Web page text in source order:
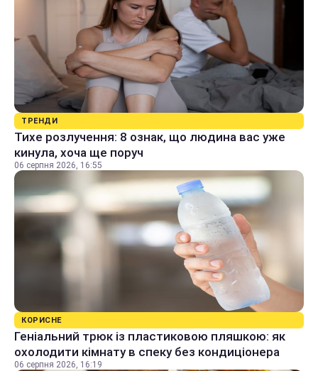
ТРЕНДИ
Тихе розлучення: 8 ознак, що людина вас уже
кинула, хоча ще поруч
06 серпня 2026, 16:55
КОРИСНЕ
Геніальний трюк із пластиковою пляшкою: як
охолодити кімнату в спеку без кондиціонера
06 серпня 2026, 16:19